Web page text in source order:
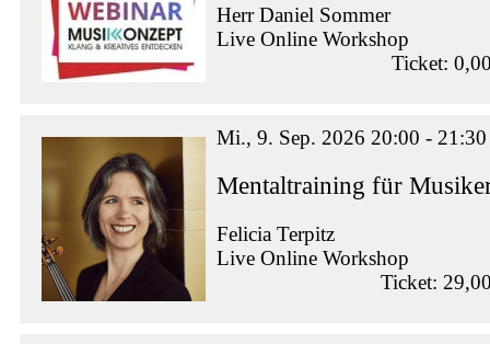
Herr Daniel Sommer
Live Online Workshop
Ticket:
Mi., 9. Sep. 2026 20:00 - 21:30
Mentaltraining für
Felicia Terpitz
Live Online Workshop
Ticket: